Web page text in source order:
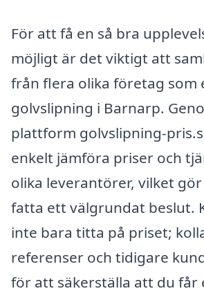
För att få en så bra
möjligt är det viktigt att
från flera olika företag som
golvslipning i Barnarp.
plattform golvslipning-
enkelt jämföra priser och
olika leverantörer, vilket
fatta ett välgrundat beslut.
inte bara titta på priset;
referenser och tidigare
för att säkerställa att du får